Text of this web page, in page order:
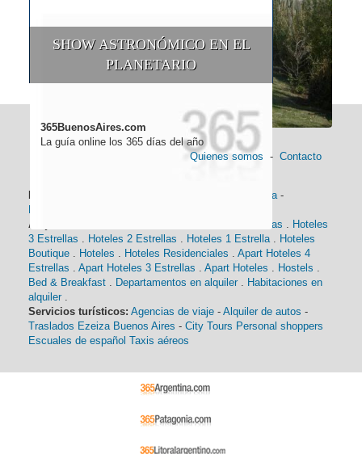
SHOW ASTRONÓMICO EN EL
PLANETARIO
365BuenosAires.com
La guía online los 365 días del año
Quienes somos - Contacto
Historia-
Alojamiento:
Hoteles 4 Estrellas . Hoteles
3 Estrellas . Hoteles 2 Estrellas . Hoteles 1 Estrella. Hoteles
Boutique . Hoteles . Hoteles Residenciales . Apart Hoteles 4
Estrellas . Apart Hoteles 3 Estrellas . Apart Hoteles . Hostels .
Bed & Breakfast . Departamentos en alquiler . Habitaciones en
alquiler .
Servicios turísticos: Agencias de viaje - Alquiler de autos -
Traslados Ezeiza Buenos Aires - City Tours Personal shoppers
Escuales de español Taxis aéreos